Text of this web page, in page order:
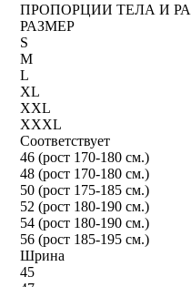
ПРОПОРЦИИ ТЕЛА И
РАЗМЕР
S
M
L
XL
XXL
XXXL
Соответствует
46 (рост 170-180 см.)
48 (рост 170-180 см.)
50 (рост 175-185 см.)
52 (рост 180-190 см.)
54 (рост 180-190 см.)
56 (рост 185-195 см.)
Шрина
45